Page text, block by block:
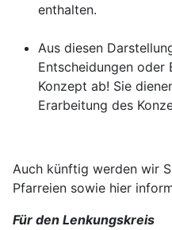
enthalten.
Aus diesen
Entscheidungen oder
Konzept ab! Sie
Erarbeitung des
Auch künftig werden wir
Pfarreien sowie hier
Für den Lenkungskreis